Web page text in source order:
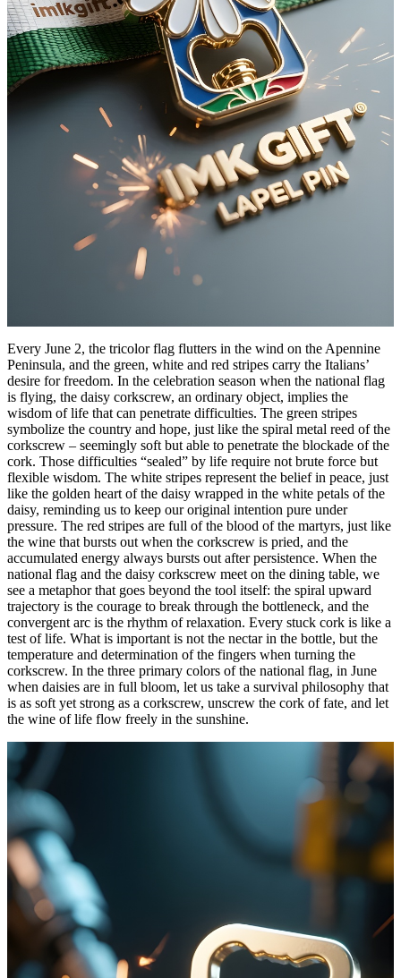
Every June 2, the tricolor flag flutters in the wind on the Apennine
Peninsula, and the green, white and red stripes carry the Italians’
desire for freedom. In the celebration season when the national flag
is flying, the daisy corkscrew, an ordinary object, implies the
wisdom of life that can penetrate difficulties. The green stripes
symbolize the country and hope, just like the spiral metal reed of the
corkscrew – seemingly soft but able to penetrate the blockade of the
cork. Those difficulties “sealed” by life require not brute force but
flexible wisdom. The white stripes represent the belief in peace, just
like the golden heart of the daisy wrapped in the white petals of the
daisy, reminding us to keep our original intention pure under
pressure. The red stripes are full of the blood of the martyrs, just like
the wine that bursts out when the corkscrew is pried, and the
accumulated energy always bursts out after persistence. When the
national flag and the daisy corkscrew meet on the dining table, we
see a metaphor that goes beyond the tool itself: the spiral upward
trajectory is the courage to break through the bottleneck, and the
convergent arc is the rhythm of relaxation. Every stuck cork is like a
test of life. What is important is not the nectar in the bottle, but the
temperature and determination of the fingers when turning the
corkscrew. In the three primary colors of the national flag, in June
when daisies are in full bloom, let us take a survival philosophy that
is as soft yet strong as a corkscrew, unscrew the cork of fate, and let
the wine of life flow freely in the sunshine.